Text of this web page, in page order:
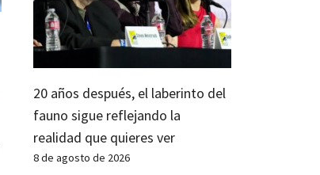
20 años después, el laberinto del
fauno sigue reflejando la
realidad que quieres ver
8 de agosto de 2026